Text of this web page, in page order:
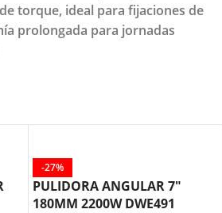
torque, ideal para fijaciones de
prolongada para jornadas
-27%
PULIDORA ANGULAR 7″
180MM 2200W DWE491